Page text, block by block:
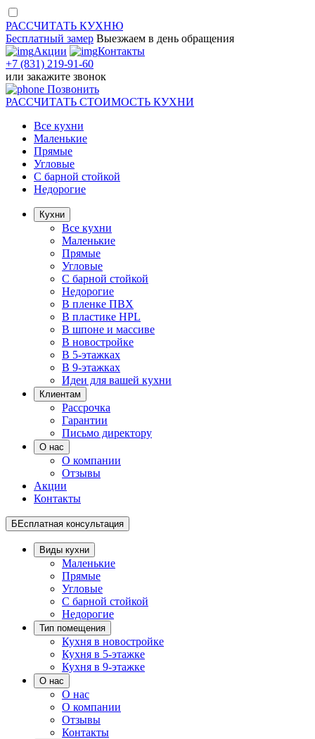
РАССЧИТАТЬ КУХНЮ
Бесплатный замер Выезжаем в день обращения
Акции
Контакты
+7 (831) 219-91-60
или закажите звонок
Позвонить
РАССЧИТАТЬ СТОИМОСТЬ КУХНИ
Все кухни
Маленькие
Прямые
Угловые
С барной стойкой
Недорогие
Кухни
Все кухни
Маленькие
Прямые
Угловые
С барной стойкой
Недорогие
В пленке ПВХ
В пластике HPL
В шпоне и массиве
В новостройке
В 5-этажках
В 9-этажках
Идеи для вашей кухни
Клиентам
Рассрочка
Гарантии
Письмо директору
О нас
О компании
Отзывы
Акции
Контакты
БЕсплатная консультация
Виды кухни
Маленькие
Прямые
Угловые
С барной стойкой
Недорогие
Тип помещения
Кухня в новостройке
Кухня в 5-этажке
Кухня в 9-этажке
О нас
О нас
О компании
Отзывы
Контакты